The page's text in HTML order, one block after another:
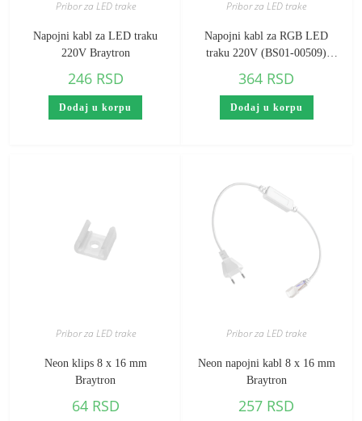
Pribor za LED trake
Napojni kabl za LED traku
220V Braytron
246 RSD
Dodaj u korpu
Pribor za LED trake
Napojni kabl za RGB LED
traku 220V (BS01-00509)
364 RSD
Dodaj u korpu
Pribor za LED trake
Neon klips 8 x 16 mm
Braytron
64 RSD
Pribor za LED trake
Neon napojni kabl 8 x 16 mm
Braytron
257 RSD